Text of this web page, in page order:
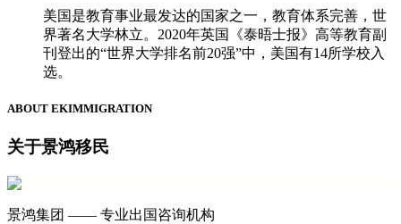
美国是教育事业最发达的国家之一，教育体系完善，世
界著名大学林立。2020年英国《泰晤士报》高等教育副
刊登出的“世界大学排名前20强”中，美国有14所学校入
选。
ABOUT EKIMMIGRATION
关于景鸿移民
景鸿集团 —— 专业出国咨询机构